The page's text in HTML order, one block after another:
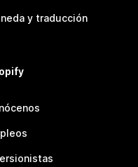
y traducción